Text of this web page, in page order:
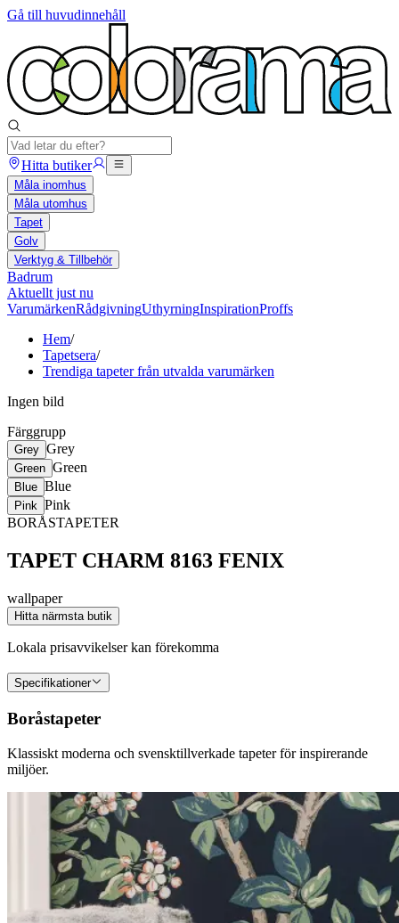
Gå till huvudinnehåll
Hitta butiker
Måla inomhus
Måla utomhus
Tapet
Golv
Verktyg & Tillbehör
Badrum
Aktuellt just nu
VarumärkenRådgivningUthyrningInspirationProffs
Hem/
Tapetsera/
Trendiga tapeter från utvalda varumärken
Ingen bild
Färggrupp
Grey Grey
Green Green
Blue Blue
Pink Pink
BORÅSTAPETER
TAPET CHARM 8163 FENIX
wallpaper
Hitta närmsta butik
Lokala prisavvikelser kan förekomma
Specifikationer
Boråstapeter
Klassiskt moderna och svensktillverkade tapeter för inspirerande
miljöer.